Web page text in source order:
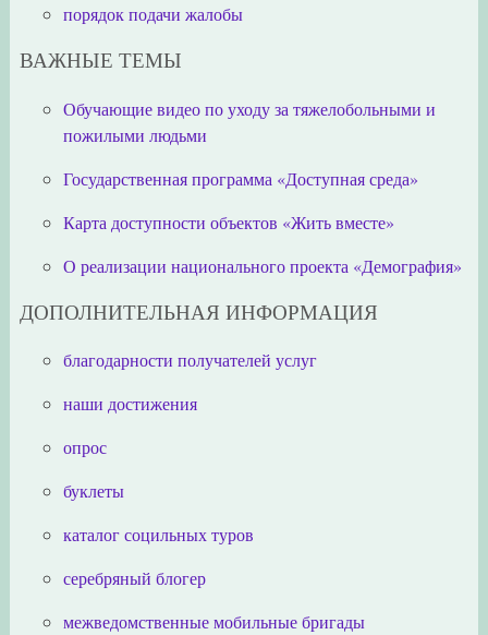
порядок подачи жалобы
ВАЖНЫЕ ТЕМЫ
Обучающие видео по уходу за тяжелобольными и
пожилыми людьми
Государственная программа «Доступная среда»
Карта доступности объектов «Жить вместе»
О реализации национального проекта «Демография»
ДОПОЛНИТЕЛЬНАЯ ИНФОРМАЦИЯ
благодарности получателей услуг
наши достижения
опрос
буклеты
каталог социльных туров
серебряный блогер
межведомственные мобильные бригады